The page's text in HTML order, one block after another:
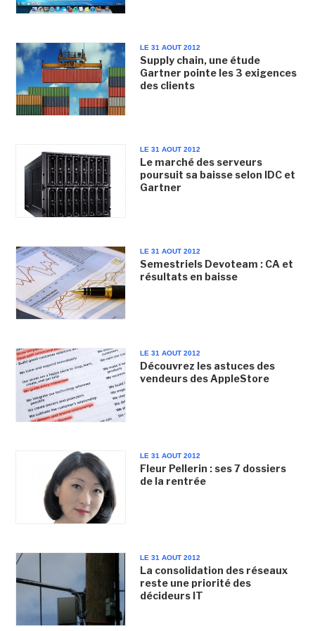
LE 31 AOUT 2012
Supply chain, une étude
Gartner pointe les 3 exigences
des clients
LE 31 AOUT 2012
Le marché des serveurs
poursuit sa baisse selon IDC et
Gartner
LE 31 AOUT 2012
Semestriels Devoteam : CA et
résultats en baisse
LE 31 AOUT 2012
Découvrez les astuces des
vendeurs des AppleStore
LE 31 AOUT 2012
Fleur Pellerin : ses 7 dossiers
de la rentrée
LE 31 AOUT 2012
La consolidation des réseaux
reste une priorité des
décideurs IT